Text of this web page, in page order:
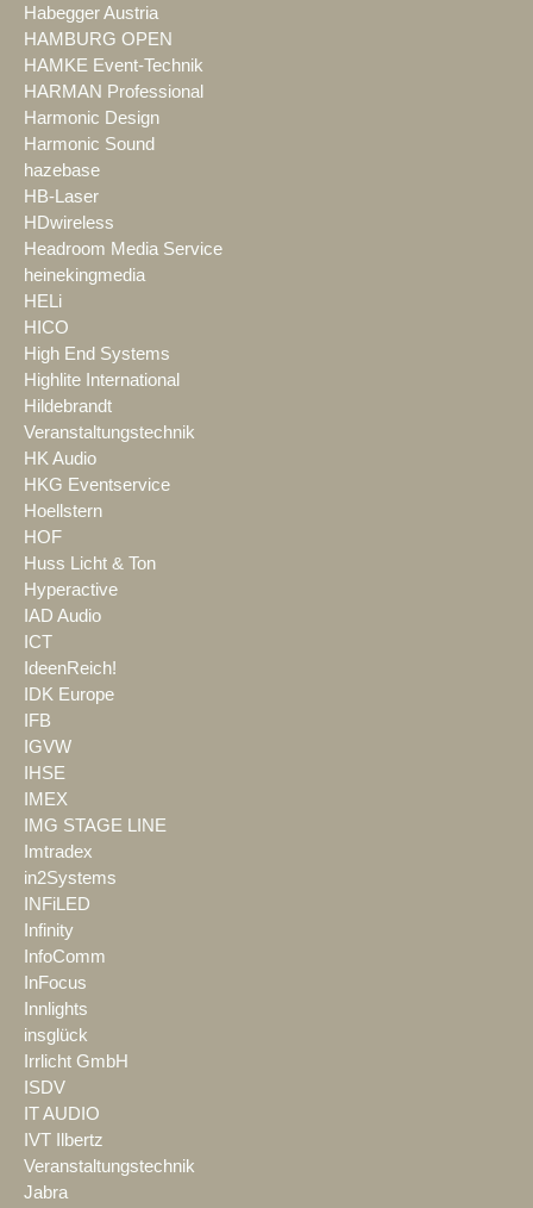
Habegger Austria
HAMBURG OPEN
HAMKE Event-Technik
HARMAN Professional
Harmonic Design
Harmonic Sound
hazebase
HB-Laser
HDwireless
Headroom Media Service
heinekingmedia
HELi
HICO
High End Systems
Highlite International
Hildebrandt
Veranstaltungstechnik
HK Audio
HKG Eventservice
Hoellstern
HOF
Huss Licht & Ton
Hyperactive
IAD Audio
ICT
IdeenReich!
IDK Europe
IFB
IGVW
IHSE
IMEX
IMG STAGE LINE
Imtradex
in2Systems
INFiLED
Infinity
InfoComm
InFocus
Innlights
insglück
Irrlicht GmbH
ISDV
IT AUDIO
IVT Ilbertz
Veranstaltungstechnik
Jabra